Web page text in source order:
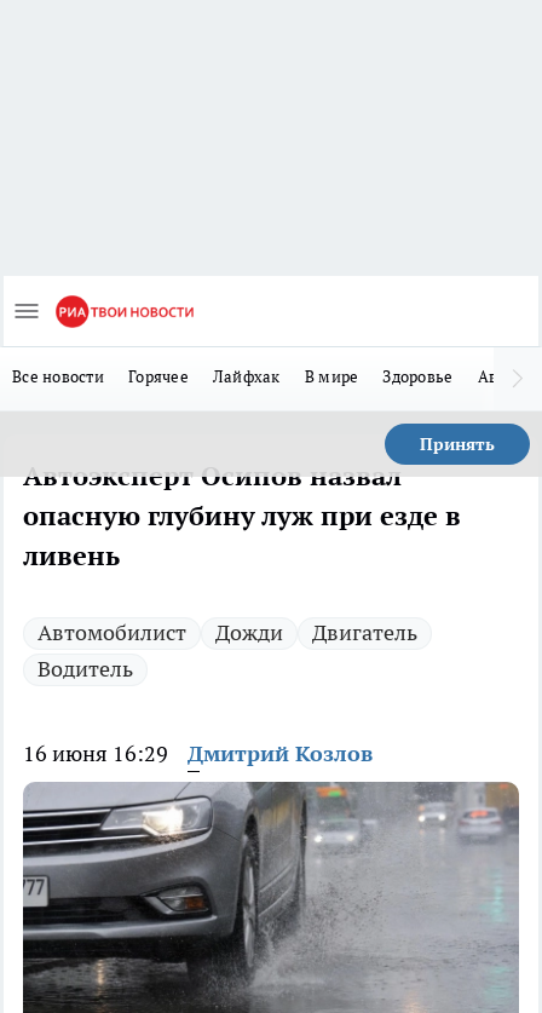
Все новости Горячее Лайфхак В мире Здоровье Авто
Принять
Автоэксперт Осипов назвал
опасную глубину луж при езде в
ливень
Автомобилист Дожди
Двигатель
Водитель
16 июня 16:29 Дмитрий Козлов